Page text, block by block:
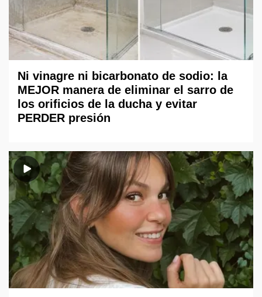
Ni vinagre ni bicarbonato de sodio: la
MEJOR manera de eliminar el sarro de
los orificios de la ducha y evitar
PERDER presión